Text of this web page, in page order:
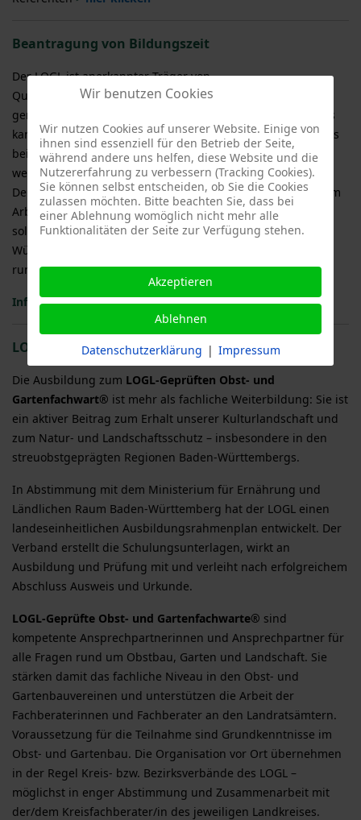
Beantragung von Bildungszeit
Der LOGL ist anerkannter Träger von
Qualifizierungsmaßnahmen im ehrenamtlichen Bereich
gemäß § 5 Abs. 3 VO BzG BW , somit kann der Fachwartkurs
kann als Bildungszeit anerkannt werden. Er muss allerdings
beim jeweiligen Arbeitgeber entsprechend beantragt
werden.
Der Antrag ist neun Wochen vor Kursbeginn schriftlich beim
Arbeitgeber einzureichen (§ 7 Abs. 1 BzG BW). Verwenden
sollte man dafür das offizielle Formular des Landes Baden-
Württemberg, das unter
runtergeladen werden kann.
Infoblatt zur Antragsstellung Bildungszeit >hier klicken<
LOGL-Geprüfter Obst- und Gartenfachwarte®
Die Ausbildung zum LOGL-Geprüften Obst- und
Gartenfachwart® ist mehr als fachliche Weiterbildung: Sie ist
ein aktiver Beitrag zum Erhalt unserer Kulturlandschaft und
zum Natur- und Landschaftsschutz – insbesondere in den
streuobstgeprägten Regionen Baden-Württembergs.
In Abstimmung mit dem Ministerium für Ernährung und
Ländlichen Raum Baden-Württemberg hat der LOGL einen
landeseinheitlichen Ausbildungsrahmenplan entwickelt. Der
Verband erstellt die Schulungsunterlagen, wirkt an
Ausbildung und Prüfung mit und verleiht nach erfolgreichem
Abschluss Ausweis und Urkunde.
LOGL-Geprüfte Obst- und Gartenfachwarte® sind
kompetente Ansprechpartnerinnen und Ansprechpartner für
alle Fragen rund um Obstbau, Garten und Landschaft. Sie
stärken damit das fachliche Niveau in den Obst- und
Gartenbauvereinen und unterstützen die Arbeit der
Fachberaterinnen und Fachberater an den Landratsämtern.
Voraussetzung für die Teilnahme sind Grundkenntnisse im
Obst- und Gartenbau. Die Organisation vor Ort übernehmen
in der Regel Kreis- bzw. Bezirksverbände des LOGL –
möglichst in enger Abstimmung und Zusammenarbeit mit
der/dem Kreisfachberater/in des jeweiligen Landkreises.
Wir benutzen Cookies
Wir nutzen Cookies auf unserer Website. Einige von
ihnen sind essenziell für den Betrieb der Seite,
während andere uns helfen, diese Website und die
Nutzererfahrung zu verbessern (Tracking Cookies).
Sie können selbst entscheiden, ob Sie die Cookies
zulassen möchten. Bitte beachten Sie, dass bei
einer Ablehnung womöglich nicht mehr alle
Funktionalitäten der Seite zur Verfügung stehen.
Akzeptieren
Ablehnen
Datenschutzerklärung | Impressum